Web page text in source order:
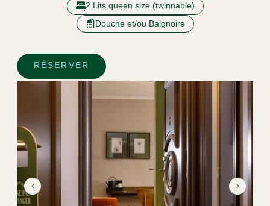
2 Lits queen size (twinnable)
Douche et/ou Baignoire
RÉSERVER